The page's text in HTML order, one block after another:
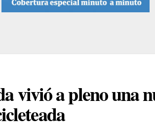
vivió a pleno una